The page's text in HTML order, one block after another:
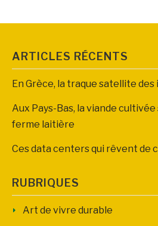
ARTICLES RÉCENTS
En Grèce, la traque satellite des
Aux Pays-Bas, la viande cultivée
ferme laitière
Ces data centers qui rêvent de
RUBRIQUES
Art de vivre durable